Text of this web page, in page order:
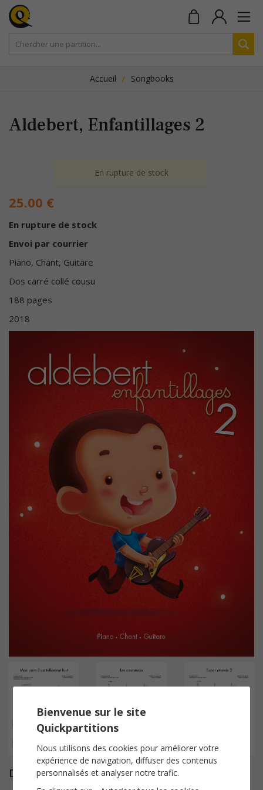
Accueil Songbooks
Aldebert, Enfantillages 2
En rupture de stock
25.00 €
En rupture de stock
Envoi par courrier
Piano, Chant, Guitare
Dos carré collé cousu
188 pages
2018
Description
Bienvenue sur le site
Quickpartitions
Nous utilisons des cookies pour améliorer votre
expérience de navigation, diffuser des contenus
personnalisés et analyser notre trafic.